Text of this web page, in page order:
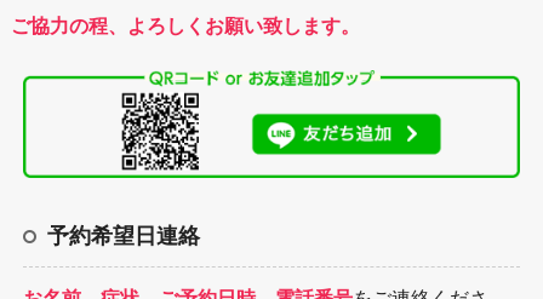
ご協力の程、よろしくお願い致します。
予約希望日連絡